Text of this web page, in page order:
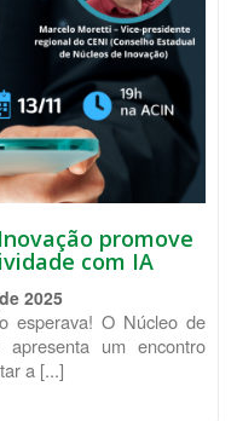
promove
com IA
2025
esperava! O Núcleo de
um encontro
a [...]